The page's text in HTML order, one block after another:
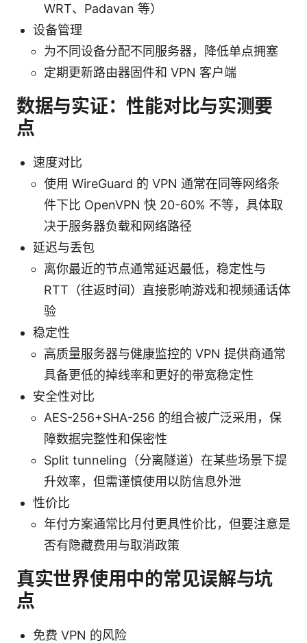
WRT、Padavan 等）
设备管理
为不同设备分配不同服务器，降低单点拥塞
定期更新路由器固件和 VPN 客户端
数据与实证：性能对比与实测要
点
速度对比
使用 WireGuard 的 VPN 通常在同等网络条
件下比 OpenVPN 快 20-60% 不等，具体取
决于服务器负载和网络路径
延迟与丢包
离你最近的节点通常延迟最低，稳定性与
RTT（往返时间）直接影响游戏和视频通话体
验
稳定性
高质量服务器与健康监控的 VPN 提供商通常
具备更低的掉线率和更好的带宽稳定性
安全性对比
AES-256+SHA-256 的组合被广泛采用，保
障数据完整性和保密性
Split tunneling（分离隧道）在某些场景下提
升效率，但需谨慎使用以防信息外泄
性价比
年付方案通常比月付更具性价比，但要注意是
否有隐藏费用与取消政策
真实世界使用中的常见误解与坑
点
免费 VPN 的风险